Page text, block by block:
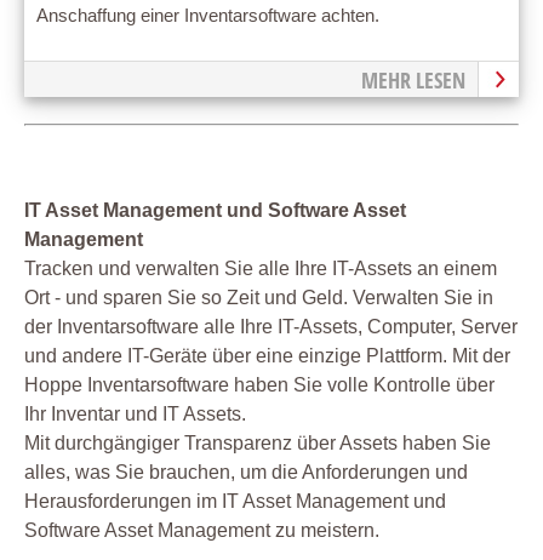
Anschaffung einer Inventarsoftware achten.
MEHR LESEN
IT Asset Management und Software Asset
Management
Tracken und verwalten Sie alle Ihre IT-Assets an einem
Ort - und sparen Sie so Zeit und Geld. Verwalten Sie in
der Inventarsoftware alle Ihre IT-Assets, Computer, Server
und andere IT-Geräte über eine einzige Plattform. Mit der
Hoppe Inventarsoftware haben Sie volle Kontrolle über
Ihr Inventar und IT Assets.
Mit durchgängiger Transparenz über Assets haben Sie
alles, was Sie brauchen, um die Anforderungen und
Herausforderungen im IT Asset Management und
Software Asset Management zu meistern.